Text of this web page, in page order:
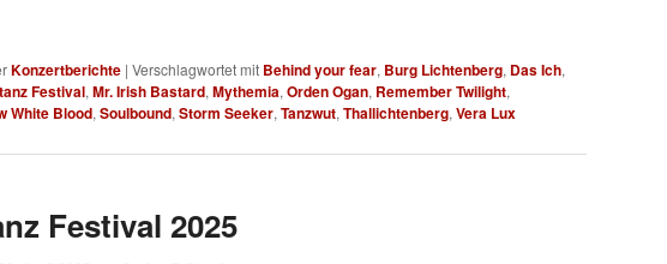
Konzertberichte | Verschlagwortet mit Behind your fear, Burg Lichtenberg, Das Ich,
Festival, Mr. Irish Bastard, Mythemia, Orden Ogan, Remember Twilight,
White Blood, Soulbound, Storm Seeker, Tanzwut, Thallichtenberg, Vera Lux
Festival 2025